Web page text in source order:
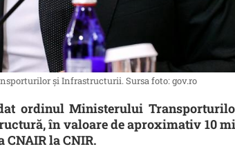
și Infrastructurii. Sursa foto: gov.ro
ordinul Ministerului
în valoare de aproximativ 10
CNAIR la CNIR.